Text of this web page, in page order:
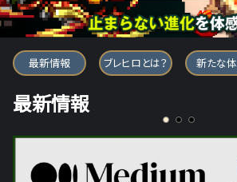
ブレイブ フロンティア
最新情報 ブレヒロとは？ 新たな
最新情報